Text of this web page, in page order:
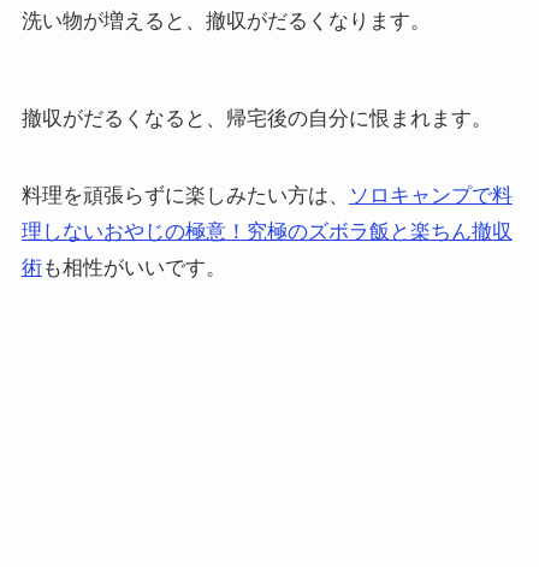
洗い物が増えると、撤収がだるくなります。
撤収がだるくなると、帰宅後の自分に恨まれます。
料理を頑張らずに楽しみたい方は、
ソロキャンプで料
理しないおやじの極意！究極のズボラ飯と楽ちん撤収
術も相性がいいです。